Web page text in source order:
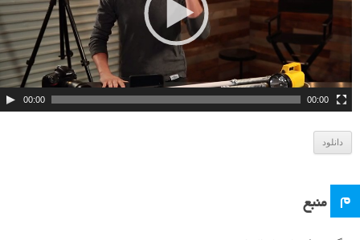
ر
و
00:00 00:00
دانلود
م منبع